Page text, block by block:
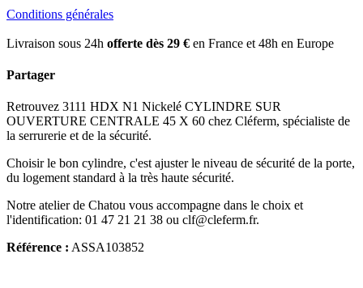
Conditions générales
Livraison sous 24h offerte dès 29 € en France et 48h en Europe
Partager
Retrouvez 3111 HDX N1 Nickelé CYLINDRE SUR
OUVERTURE CENTRALE 45 X 60 chez Cléferm, spécialiste de
la serrurerie et de la sécurité.
Choisir le bon cylindre, c'est ajuster le niveau de sécurité de la porte,
du logement standard à la très haute sécurité.
Notre atelier de Chatou vous accompagne dans le choix et
l'identification: 01 47 21 21 38 ou clf@cleferm.fr.
Référence : ASSA103852